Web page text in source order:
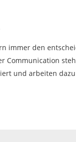
immer den
Communication
und arbeiten